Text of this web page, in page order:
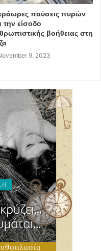
παύσεις πυρών
την είσοδο
βοήθειας στη
9, 2023